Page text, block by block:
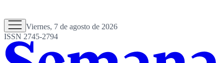
Viernes, 7 de agosto de 2026
ISSN 2745-2794